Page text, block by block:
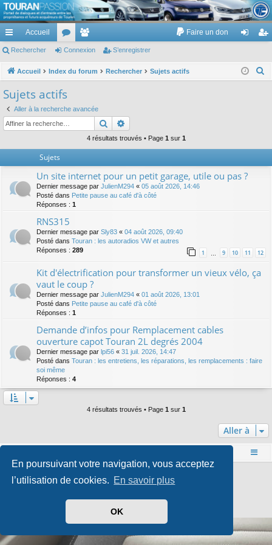
En poursuivant votre navigation, vous acceptez
l’utilisation de cookies. En savoir plus
OK
TouranPassion
Le forum des propriétaires ou futurs acquéreurs du Volkswagen Touran
cc
ès
pi
de
Accueil
or
u
s
e
m
Faire un don
ne nr
Rechercher Connexion S’enregistrer
Accueil Index du forum Rechercher Sujets actifs
c
Sujets actifs
Aller à la recherche avancée
Rechercher
4 résultats trouvés • Page 1 sur 1
Sujets
Un site internet pour un petit garage, utile ou pas ?
Dernier message par JulienM294 « 05 août 2026, 14:46
Posté dans Petite pause au café d'à côté
Réponses : 1
RNS315
Dernier message par Sly83 « 04 août 2026, 09:40
Posté dans Touran : les autoradios VW et autres
Réponses : 289 1 … 9 10 11 12
Kit d'électrification pour transformer un vieux vélo, ça
vaut le coup ?
Dernier message par JulienM294 « 01 août 2026, 13:01
Posté dans Petite pause au café d'à côté
Réponses : 1
Demande d’infos pour Remplacement cables
ouverture capot Touran 2L degrés 2004
Dernier message par lpi56 « 31 juil. 2026, 14:47
Posté dans Touran : les entretiens, les réparations, les remplacements : faire
soi même
Réponses : 4
4 résultats trouvés • Page 1 sur 1
Aller à
Style par Arty- phpBB 3.3 par MrGaby